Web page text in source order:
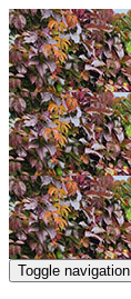
Toggle navigation